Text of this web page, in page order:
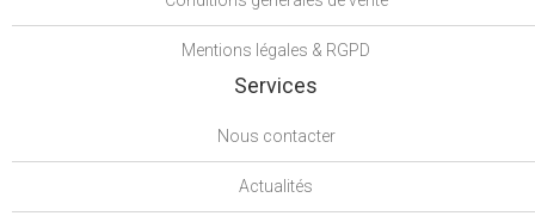
Mentions légales & RGPD
Services
Nous contacter
Actualités